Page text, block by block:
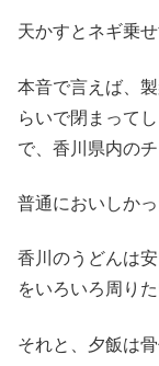
天かすとネギ乗
本音で言えば、
らいで閉まって
で、香川県内の
普通においしかっ
香川のうどんは
をいろいろ周りた
それと、夕飯は骨